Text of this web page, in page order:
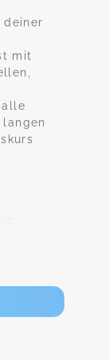
mit
alle